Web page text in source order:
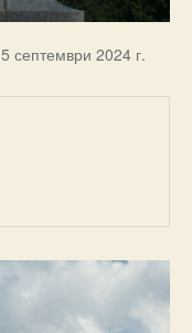
септември 2024 г.